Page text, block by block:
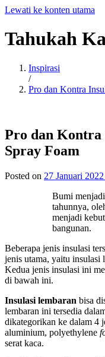
Lewati ke konten utama
Tahukah
Inspirasi
/
Pro dan Kontra
Pro dan Kontra
Spray Foam
Posted on 27 Januari
Bumi
tahunnya,
menjadi
bangunan.
Beberapa jenis insulasi
jenis utama, yaitu insulasi
Kedua jenis insulasi ini
di bawah ini.
Insulasi lembaran bisa
lembaran ini tersedia
dikategorikan ke dalam 4
aluminium, polyethylene
serat kaca.